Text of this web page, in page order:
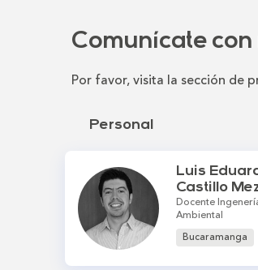
Comunícate
Por favor, visita la sección de
Personal
Luis
Castillo
Docente
Ambiental
Bucaramanga